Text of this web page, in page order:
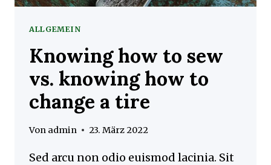
ALLGEMEIN
Knowing how to sew
vs. knowing how to
change a tire
Von admin 23. März 2022
Sed arcu non odio euismod lacinia. Sit